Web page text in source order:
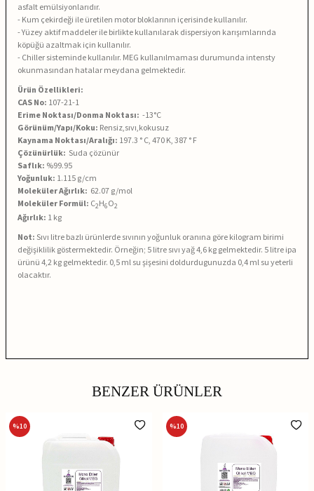
asfalt emülsiyonlarıdır.
- Kum çekirdeği ile üretilen motor bloklarının içerisinde kullanılır.
- Yüzey aktif maddeler ile birlikte kullanılarak dispersiyon karışımlarında
köpüğü azaltmak için kullanılır.
- Chiller sisteminde kullanılır. MEG kullanılmaması durumunda intensty
okunmasından hatalar meydana gelmektedir.
Ürün Özellikleri:
CAS No: 107-21-1
Erime Noktası/Donma Noktası: -13°C
Görünüm/Yapı/Koku: Rensiz,sıvı,kokusuz
Kaynama Noktası/Aralığı: 197.3 ° C, 470 K, 387 ° F
Çözünürlük: Suda çözünür
Saflık: %99.95
Yoğunluk: 1.115 g/cm
Moleküler Ağırlık: 62.07 g/mol
Moleküler Formül: C2H6O2
Ağırlık: 1 kg
Not: Sıvı litre bazlı ürünlerde sıvının yoğunluk oranına göre kilogram birimi
değişiklilik göstermektedir. Örneğin; 5 litre sıvı yağ 4,6 kg gelmektedir. 5 litre ipa
ürünü 4,2 kg gelmektedir. 0,5 ml su şişesini doldurdugunuzda 0,4 ml su yeterli
olacaktır.
BENZER ÜRÜNLER
%10 %10